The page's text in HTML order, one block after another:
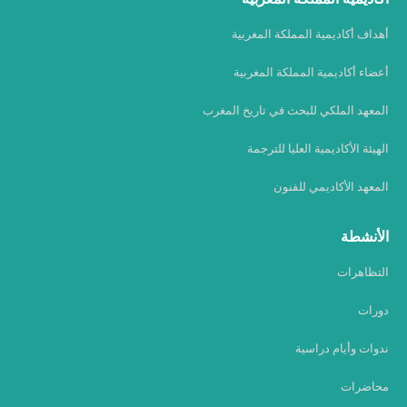
أهداف أكاديمية المملكة المغربية
أعضاء أكاديمية المملكة المغربية
المعهد الملكي للبحث في تاريخ المغرب
الهيئة الأكاديمية العليا للترجمة
المعهد الأكاديمي للفنون
الأنشطة
التظاهرات
دورات
ندوات وأيام دراسية
محاضرات